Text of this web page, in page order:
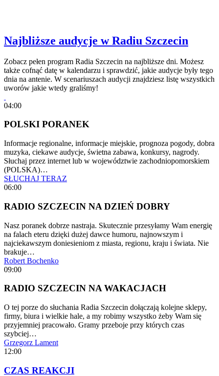
Najbliższe audycje w Radiu Szczecin
Zobacz pełen program Radia Szczecin na najbliższe dni. Możesz
także cofnąć datę w kalendarzu i sprawdzić, jakie audycje były tego
dnia na antenie. W scenariuszach audycji znajdziesz listę wszystkich
uworów jakie wtedy graliśmy!
04:00
POLSKI PORANEK
Informacje regionalne, informacje miejskie, prognoza pogody, dobra
muzyka, ciekawe audycje, świetna zabawa, konkursy, nagrody.
Słuchaj przez internet lub w województwie zachodniopomorskiem
(POLSKA)…
SŁUCHAJ TERAZ
06:00
RADIO SZCZECIN NA DZIEŃ DOBRY
Nasz poranek dobrze nastraja. Skutecznie przesyłamy Wam energię
na falach eteru dzięki dużej dawce humoru, najnowszym i
najciekawszym doniesieniom z miasta, regionu, kraju i świata. Nie
brakuje…
Robert Bochenko
09:00
RADIO SZCZECIN NA WAKACJACH
O tej porze do słuchania Radia Szczecin dołączają kolejne sklepy,
firmy, biura i wielkie hale, a my robimy wszystko żeby Wam się
przyjemniej pracowało. Gramy przeboje przy których czas
szybciej…
Grzegorz Lament
12:00
CZAS REAKCJI